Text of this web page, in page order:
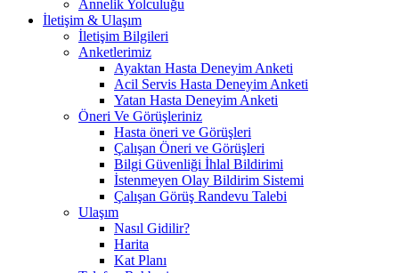
Annelik Yolculuğu
İletişim & Ulaşım
İletişim Bilgileri
Anketlerimiz
Ayaktan Hasta Deneyim Anketi
Acil Servis Hasta Deneyim Anketi
Yatan Hasta Deneyim Anketi
Öneri Ve Görüşleriniz
Hasta öneri ve Görüşleri
Çalışan Öneri ve Görüşleri
Bilgi Güvenliği İhlal Bildirimi
İstenmeyen Olay Bildirim Sistemi
Çalışan Görüş Randevu Talebi
Ulaşım
Nasıl Gidilir?
Harita
Kat Planı